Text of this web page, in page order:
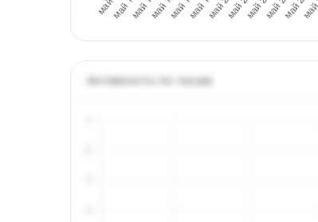
Активность по часам